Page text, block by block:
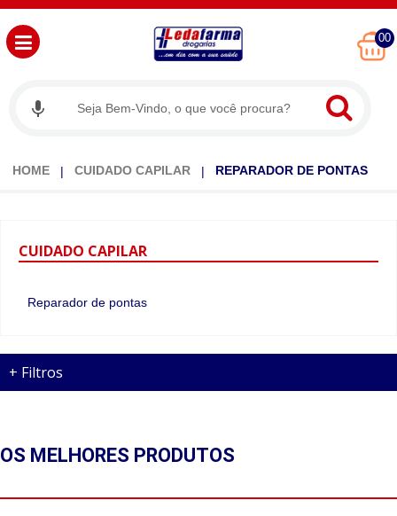
00
HOME CUIDADO CAPILAR REPARADOR DE PONTAS
CUIDADO CAPILAR
Reparador de pontas
+ Filtros
OS MELHORES PRODUTOS